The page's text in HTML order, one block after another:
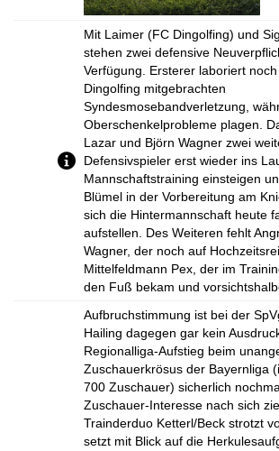
Mit Laimer (FC Dingolfing) und
stehen zwei defensive
Verfügung. Ersterer laboriert
Dingolfing mitgebrachten
Syndesmosebandverletzung,
Oberschenkelprobleme plagen.
Lazar und Björn Wagner zwei
Defensivspieler erst wieder ins
Mannschaftstraining einsteigen
Blümel in der Vorbereitung am
sich die Hintermannschaft heute
aufstellen. Des Weiteren fehlt
Wagner, der noch auf
Mittelfeldmann Pex, der im
den Fuß bekam und
Aufbruchstimmung ist bei der
Hailing dagegen gar kein
Regionalliga-Aufstieg beim
Zuschauerkrösus der Bayernliga
700 Zuschauer) sicherlich
Zuschauer-Interesse nach sich
Trainderduo Ketterl/Beck strotzt
setzt mit Blick auf die